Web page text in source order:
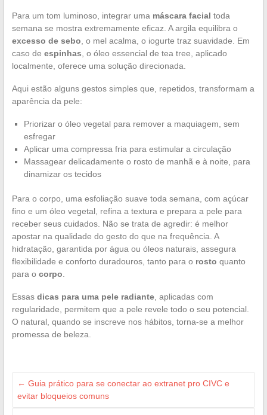
Para um tom luminoso, integrar uma máscara facial toda
semana se mostra extremamente eficaz. A argila equilibra o
excesso de sebo , o mel acalma, o iogurte traz suavidade. Em
caso de espinhas , o óleo essencial de tea tree, aplicado
localmente, oferece uma solução direcionada.
Aqui estão alguns gestos simples que, repetidos, transformam a
aparência da pele:
Priorizar o óleo vegetal para remover a maquiagem, sem
esfregar
Aplicar uma compressa fria para estimular a circulação
Massagear delicadamente o rosto de manhã e à noite, para
dinamizar os tecidos
Para o corpo, uma esfoliação suave toda semana, com açúcar
fino e um óleo vegetal, refina a textura e prepara a pele para
receber seus cuidados. Não se trata de agredir: é melhor
apostar na qualidade do gesto do que na frequência. A
hidratação, garantida por água ou óleos naturais, assegura
flexibilidade e conforto duradouros, tanto para o rosto quanto
para o corpo
Essas dicas para uma pele radiante, aplicadas com
regularidade, permitem que a pele revele todo o seu potencial.
O natural, quando se inscreve nos hábitos, torna-se a melhor
promessa de beleza.
← Guia prático para se conectar ao extranet pro CIVC e
evitar bloqueios comuns